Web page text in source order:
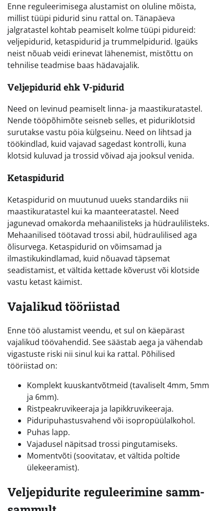
Enne reguleerimisega alustamist on oluline mõista,
millist tüüpi pidurid sinu rattal on. Tänapäeva
jalgratastel kohtab peamiselt kolme tüüpi pidureid:
veljepidurid, ketaspidurid ja trummelpidurid. Igaüks
neist nõuab veidi erinevat lähenemist, mistõttu on
tehnilise teadmise baas hädavajalik.
Veljepidurid ehk V-pidurid
Need on levinud peamiselt linna- ja maastikuratastel.
Nende tööpõhimõte seisneb selles, et piduriklotsid
surutakse vastu pöia külgseinu. Need on lihtsad ja
töökindlad, kuid vajavad sagedast kontrolli, kuna
klotsid kuluvad ja trossid võivad aja jooksul venida.
Ketaspidurid
Ketaspidurid on muutunud uueks standardiks nii
maastikuratastel kui ka maanteeratastel. Need
jagunevad omakorda mehaanilisteks ja hüdraulilisteks.
Mehaanilised töötavad trossi abil, hüdraulilised aga
õlisurvega. Ketaspidurid on võimsamad ja
ilmastikukindlamad, kuid nõuavad täpsemat
seadistamist, et vältida kettade kõverust või klotside
vastu ketast käimist.
Vajalikud tööriistad
Enne töö alustamist veendu, et sul on käepärast
vajalikud töövahendid. See säästab aega ja vähendab
vigastuste riski nii sinul kui ka rattal. Põhilised
tööriistad on:
Komplekt kuuskantvõtmeid (tavaliselt 4mm, 5mm
ja 6mm).
Ristpeakruvikeeraja ja lapikkruvikeeraja.
Piduripuhastusvahend või isopropüülalkohol.
Puhas lapp.
Vajadusel näpitsad trossi pingutamiseks.
Momentvõti (soovitatav, et vältida poltide
ülekeeramist).
Veljepidurite reguleerimine samm-